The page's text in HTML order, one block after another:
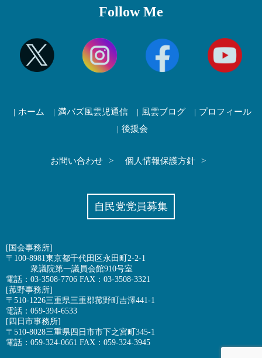
Follow Me
ホーム 満バズ風雲児通信 風雲ブログ
プロフィール
後援会
お問い合わせ 個人情報保護方針
自民党党員募集
[国会事務所]
〒100-8981東京都千代田区永田町2-2-1
衆議院第一議員会館910号室
電話：03-3508-7706 FAX：03-3508-3321
[菰野事務所]
〒510-1226三重県三重郡菰野町吉澤441-1
電話：059-394-6533
[四日市事務所]
〒510-8028三重県四日市市下之宮町345-1
電話：059-324-0661 FAX：059-324-3945